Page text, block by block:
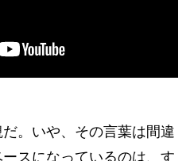
。いや、その言葉は間違
スになっているのは、す